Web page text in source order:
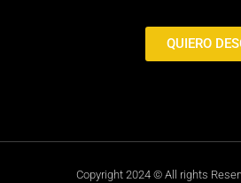
QUIERO
Copyright 2024 © All rights